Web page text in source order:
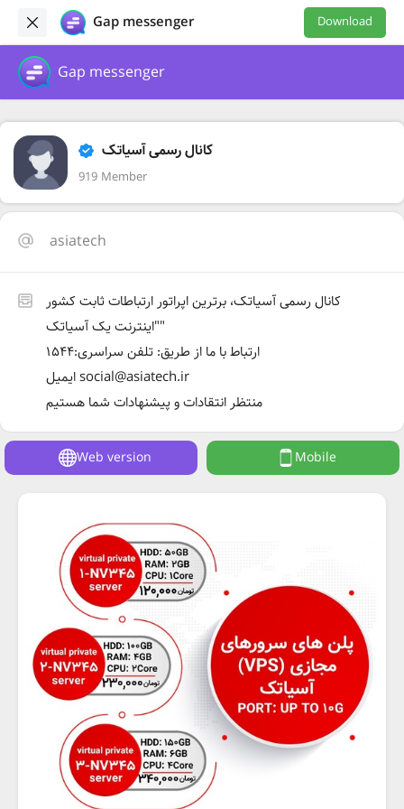
Gap messenger Download
Gap messenger
کانال رسمی آسیاتک
919 Member
asiatech
کانال رسمی آسیاتک، برترین اپراتور ارتباطات ثابت کشور
"اینترنت یک آسیاتک"
ارتباط با ما از طریق: تلفن سراسری:۱۵۴۴
ایمیل social@asiatech.ir
منتظر انتقادات و پیشنهادات شما هستیم
Web version Mobile